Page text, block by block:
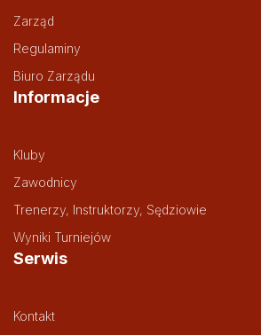
Zarząd
Regulaminy
Biuro Zarządu
Informacje
Kluby
Zawodnicy
Trenerzy, Instruktorzy, Sędziowie
Wyniki Turniejów
Serwis
Kontakt